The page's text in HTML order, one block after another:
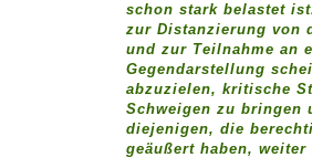
schon stark belastet
zur Distanzierung von
und zur Teilnahme an
Gegendarstellung
abzuzielen, kritische
Schweigen zu bringen
diejenigen, die
geäußert haben, weiter